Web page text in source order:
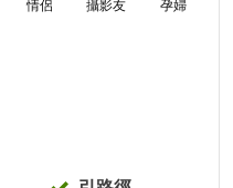
情侶 攝影友 孕婦